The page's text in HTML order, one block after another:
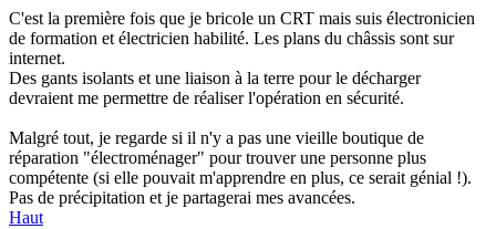
C'est la première fois que je bricole un CRT mais suis électronicien
de formation et électricien habilité. Les plans du châssis sont sur
internet.
Des gants isolants et une liaison à la terre pour le décharger
devraient me permettre de réaliser l'opération en sécurité.
Malgré tout, je regarde si il n'y a pas une vieille boutique de
réparation "électroménager" pour trouver une personne plus
compétente (si elle pouvait m'apprendre en plus, ce serait génial !).
Pas de précipitation et je partagerai mes avancées.
Haut